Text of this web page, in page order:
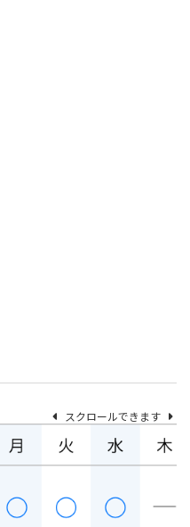
スクロールできます